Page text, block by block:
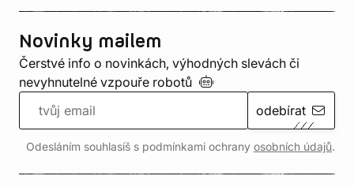
Novinky mailem
Čerstvé info o novinkách, výhodných slevách či
nevyhnutelné vzpouře robotů
odebírat
Odesláním souhlasíš s podmínkami ochrany osobních údajů.